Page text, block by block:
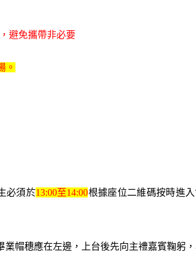
避免攜帶非必要
。
必須於13:00至14:00根據座位二維碼按時進
業帽穗應在左邊， 上台後先向主禮嘉賓鞠躬，